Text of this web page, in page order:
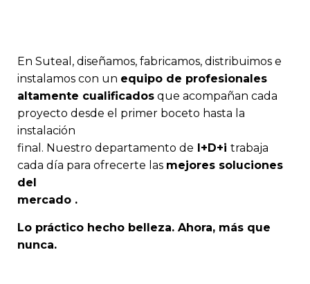
En Suteal, diseñamos, fabricamos, distribuimos e
instalamos con un equipo de profesionales
altamente cualificados que acompañan cada
proyecto desde el primer boceto hasta la
instalación
final. Nuestro departamento de I+D+i trabaja
cada día para ofrecerte las mejores soluciones
del
mercado .
Lo práctico hecho belleza. Ahora, más que
nunca.